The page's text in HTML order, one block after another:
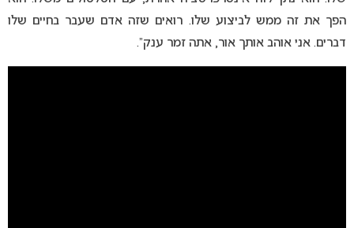
הפך את זה ממש לביצוע שלו. רואים שזה אדם שעבר בחיים שלו
דברים. אני אוהב אותך אור, אתה זמר ענק”.